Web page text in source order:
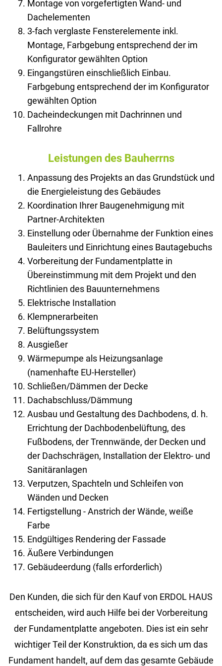
Montage von vorgefertigten Wand- und
Dachelementen
3-fach verglaste Fensterelemente inkl.
Montage, Farbgebung entsprechend der im
Konfigurator gewählten Option
Eingangstüren einschließlich Einbau.
Farbgebung entsprechend der im Konfigurator
gewählten Option
Dacheindeckungen mit Dachrinnen und
Fallrohre
Leistungen des Bauherrns
Anpassung des Projekts an das Grundstück und
die Energieleistung des Gebäudes
Koordination Ihrer Baugenehmigung mit
Partner-Architekten
Einstellung oder Übernahme der Funktion eines
Bauleiters und Einrichtung eines Bautagebuchs
Vorbereitung der Fundamentplatte in
Übereinstimmung mit dem Projekt und den
Richtlinien des Bauunternehmens
Elektrische Installation
Klempnerarbeiten
Belüftungssystem
Ausgießer
Wärmepumpe als Heizungsanlage
(namenhafte EU-Hersteller)
Schließen/Dämmen der Decke
Dachabschluss/Dämmung
Ausbau und Gestaltung des Dachbodens, d. h.
Errichtung der Dachbodenbelüftung, des
Fußbodens, der Trennwände, der Decken und
der Dachschrägen, Installation der Elektro- und
Sanitäranlagen
Verputzen, Spachteln und Schleifen von
Wänden und Decken
Fertigstellung - Anstrich der Wände, weiße
Farbe
Endgültiges Rendering der Fassade
Äußere Verbindungen
Gebäudeerdung (falls erforderlich)
Den Kun­den, die sich für den Kauf von ERDOL HAUS
ent­schei­den, wird auch Hilfe bei der Vor­be­rei­tung
der Fun­da­ment­plat­te an­ge­bo­ten. Dies ist ein sehr
wich­ti­ger Teil der Kon­struk­ti­on, da es sich um das
Fun­da­ment han­delt, auf dem das ge­sam­te Ge­bäu­de